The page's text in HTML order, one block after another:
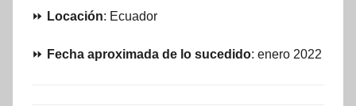
⏩ Locación: Ecuador
⏩ Fecha aproximada de lo sucedido: enero 2022